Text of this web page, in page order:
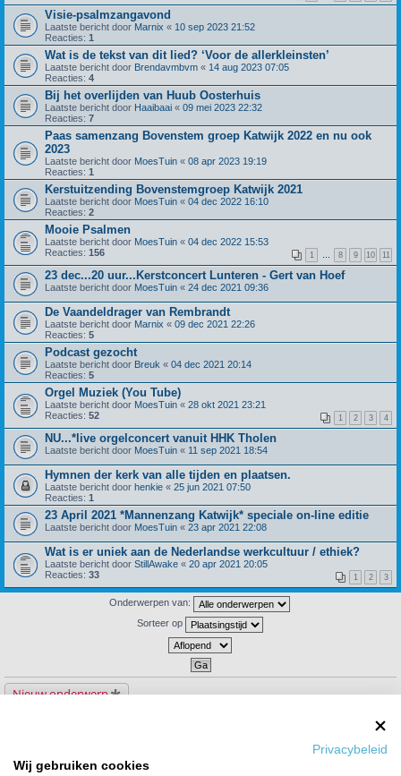
Visie-psalmzangavond
Laatste bericht door Marnix « 10 sep 2023 21:52
Reacties: 1
Wat is de tekst van dit lied? ‘Voor de allerkleinsten’
Laatste bericht door Brendavmbvm « 14 aug 2023 07:05
Reacties: 4
Bij het overlijden van Huub Oosterhuis
Laatste bericht door Haaibaai « 09 mei 2023 22:32
Reacties: 7
Paas samenzang Bovenstem groep Katwijk 2022 en nu ook
2023
Laatste bericht door MoesTuin « 08 apr 2023 19:19
Reacties: 1
Kerstuitzending Bovenstemgroep Katwijk 2021
Laatste bericht door MoesTuin « 04 dec 2022 16:10
Reacties: 2
Mooie Psalmen
Laatste bericht door MoesTuin « 04 dec 2022 15:53
Reacties: 156 1 8 9 10 11
23 dec...20 uur...Kerstconcert Lunteren - Gert van Hoef
Laatste bericht door MoesTuin « 24 dec 2021 09:36
De Vaandeldrager van Rembrandt
Laatste bericht door Marnix « 09 dec 2021 22:26
Reacties: 5
Podcast gezocht
Laatste bericht door Breuk « 04 dec 2021 20:14
Reacties: 5
Orgel Muziek (You Tube)
Laatste bericht door MoesTuin « 28 okt 2021 23:21
Reacties: 52 1 2 3 4
NU...*live orgelconcert vanuit HHK Tholen
Laatste bericht door MoesTuin « 11 sep 2021 18:54
Hymnen der kerk van alle tijden en plaatsen.
Laatste bericht door henkie « 25 jun 2021 07:50
Reacties: 1
23 April 2021 *Mannenzang Katwijk* speciale on-line editie
Laatste bericht door MoesTuin « 23 apr 2021 22:08
Wat is er uniek aan de Nederlandse werkcultuur / ethiek?
Laatste bericht door StillAwake « 20 apr 2021 20:05
Reacties: 33 1 2 3
Onderwerpen van:
Sorteer op
Nieuw onderwerp
Ga naar
Privacybeleid
Wij gebruiken cookies